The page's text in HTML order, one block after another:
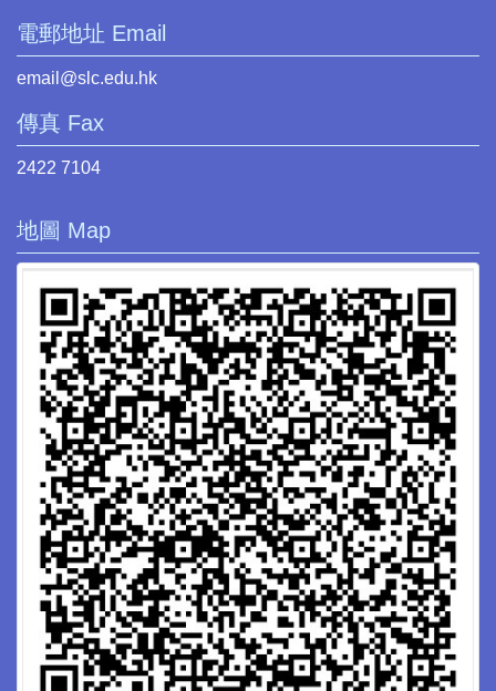
電郵地址 Email
email@slc.edu.hk
傳真 Fax
2422 7104
地圖 Map